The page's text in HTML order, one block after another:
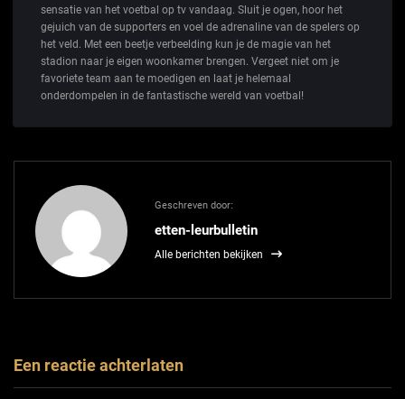
sensatie van het voetbal op tv vandaag. Sluit je ogen, hoor het
gejuich van de supporters en voel de adrenaline van de spelers op
het veld. Met een beetje verbeelding kun je de magie van het
stadion naar je eigen woonkamer brengen. Vergeet niet om je
favoriete team aan te moedigen en laat je helemaal
onderdompelen in de fantastische wereld van voetbal!
Geschreven door:
etten-leurbulletin
Alle berichten bekijken
Een reactie achterlaten